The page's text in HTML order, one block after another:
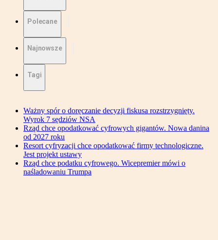
Polecane
Najnowsze
Tagi
Ważny spór o doręczanie decyzji fiskusa rozstrzygnięty.
Wyrok 7 sędziów NSA
Rząd chce opodatkować cyfrowych gigantów. Nowa danina
od 2027 roku
Resort cyfryzacji chce opodatkować firmy technologiczne.
Jest projekt ustawy
Rząd chce podatku cyfrowego. Wicepremier mówi o
naśladowaniu Trumpa